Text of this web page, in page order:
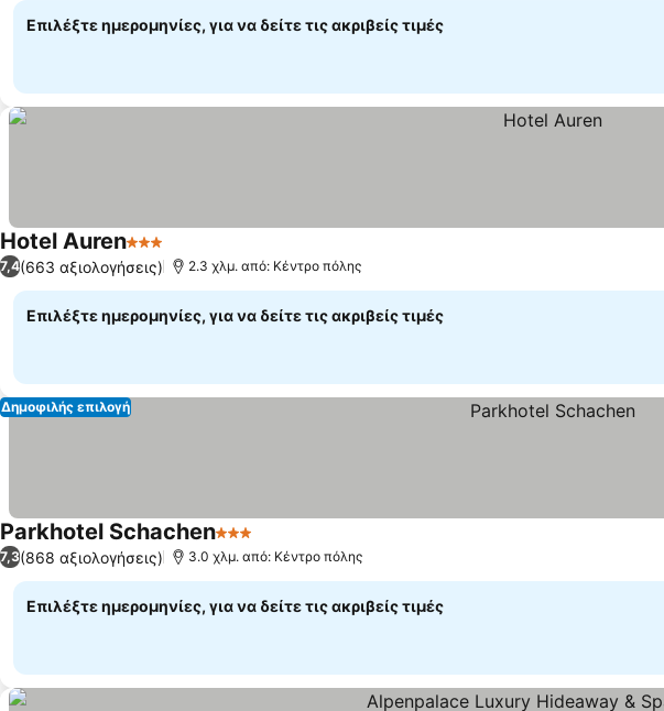
Επιλέξτε ημερομηνίες, για να δείτε τις ακριβείς τιμές
Hotel Auren3 Αστέρια
7,4(663 αξιολογήσεις) 2.3 χλμ. από: Κέντρο πόλης
Επιλέξτε ημερομηνίες, για να δείτε τις ακριβείς τιμές
Δημοφιλής επιλογή
Parkhotel Schachen3 Αστέρια
7,3(868 αξιολογήσεις) 3.0 χλμ. από: Κέντρο πόλης
Επιλέξτε ημερομηνίες, για να δείτε τις ακριβείς τιμές